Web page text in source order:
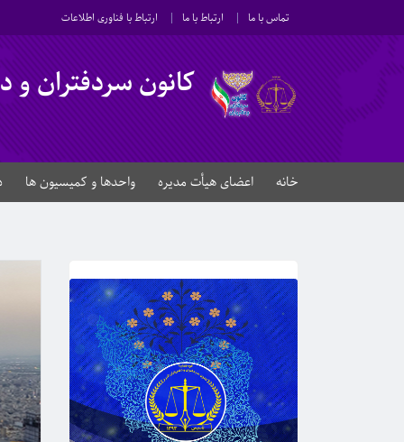
تماس با ما ارتباط با ما ارتباط با فناوری اطلاعات
کانون سردفتران و
خانه اعضای هیأت مدیره واحدها و کمیسیون ها